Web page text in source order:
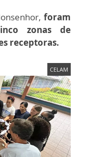
foram
zonas de
receptoras.
CELAM